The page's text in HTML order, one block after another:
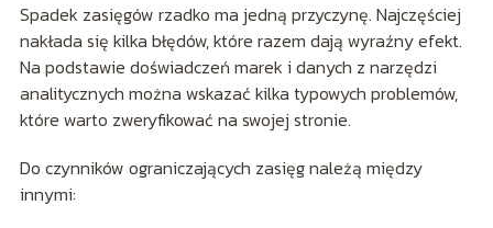
Spadek zasięgów rzadko ma jedną przyczynę. Najczęściej
nakłada się kilka błędów, które razem dają wyraźny efekt.
Na podstawie doświadczeń marek i danych z narzędzi
analitycznych można wskazać kilka typowych problemów,
które warto zweryfikować na swojej stronie.
Do czynników ograniczających zasięg należą między
innymi: